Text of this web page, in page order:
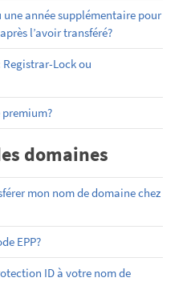
une année supplémentaire pour
l’avoir transféré?
Registrar-Lock ou
premium?
domaines
mon nom de domaine chez
EPP?
ID à votre nom de